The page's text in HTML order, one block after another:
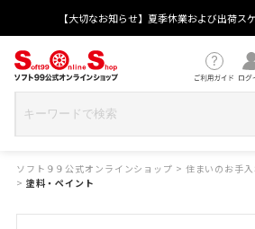
【大切なお知らせ】夏季休業および出荷ス
ソフト９９公式オンラインショップ > 住まいのお手
> 塗料・ペイント